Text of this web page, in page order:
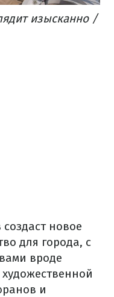
изысканно /
новое
для города, с
вроде
и